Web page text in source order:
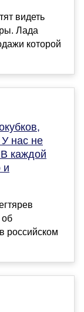
видеть
Лада
которой
нас не
каждой
и
об
российском